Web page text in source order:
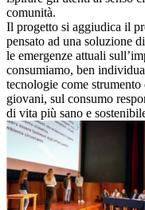
comunità.
Il progetto si aggiudica il
pensato ad una soluzione
le emergenze attuali
consumiamo, ben
tecnologie come
giovani, sul consumo
di vita più sano e